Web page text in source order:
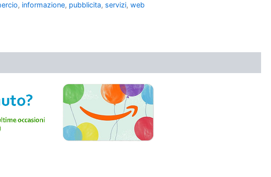
, informazione, pubblicita, servizi,web